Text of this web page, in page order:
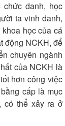
danh, học
ta vinh danh,
học của cá
động NCKH, để
chuyên ngành
của NCKH là
hơn công việc
cấp là mục
có thể xảy ra ở